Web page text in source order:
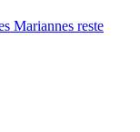
Mariannes reste